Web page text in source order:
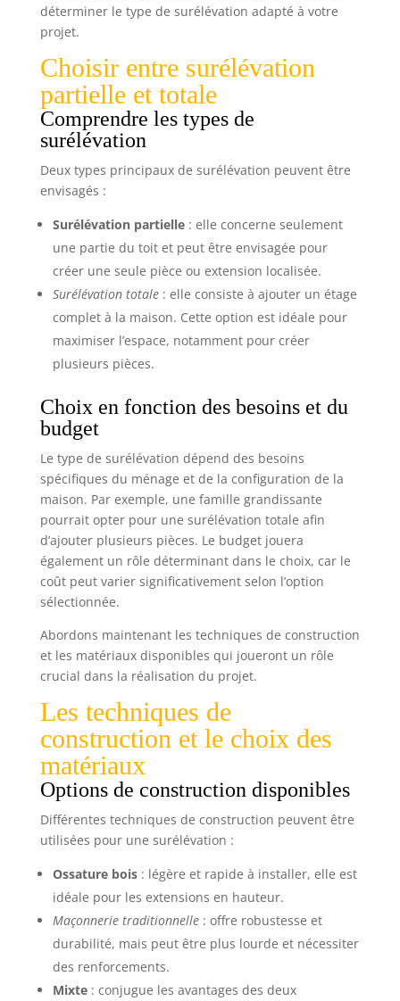
déterminer le type de surélévation adapté à votre
projet.
Choisir entre surélévation
partielle et totale
Comprendre les types de
surélévation
Deux types principaux de surélévation peuvent être
envisagés :
Surélévation partielle: elle concerne seulement
une partie du toit et peut être envisagée pour
créer une seule pièce ou extension localisée.
Surélévation totale: elle consiste à ajouter un étage
complet à la maison. Cette option est idéale pour
maximiser l’espace, notamment pour créer
plusieurs pièces.
Choix en fonction des besoins et du
budget
Le type de surélévation dépend des besoins
spécifiques du ménage et de la configuration de la
maison. Par exemple, une famille grandissante
pourrait opter pour une surélévation totale afin
d’ajouter plusieurs pièces. Le budget jouera
également un rôle déterminant dans le choix, car le
coût peut varier significativement selon l’option
sélectionnée.
Abordons maintenant les techniques de construction
et les matériaux disponibles qui joueront un rôle
crucial dans la réalisation du projet.
Les techniques de
construction et le choix des
matériaux
Options de construction disponibles
Différentes techniques de construction peuvent être
utilisées pour une surélévation :
Ossature bois: légère et rapide à installer, elle est
idéale pour les extensions en hauteur.
Maçonnerie traditionnelle: offre robustesse et
durabilité, mais peut être plus lourde et nécessiter
des renforcements.
Mixte: conjugue les avantages des deux